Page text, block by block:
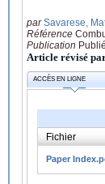
parSavarese,
Référence
Publication
Article révisé
ACCÈS EN LIGNE
Fichier
Paper